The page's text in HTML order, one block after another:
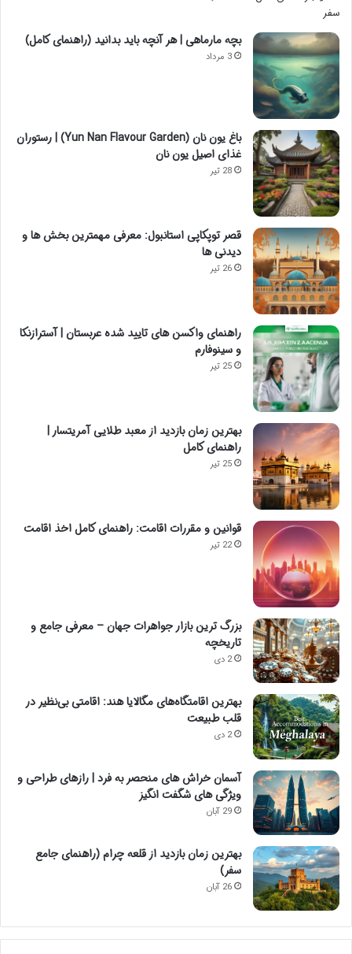
بچه مارماهی | هر آنچه باید بدانید (راهنمای کامل)
3 مرداد
باغ یون نان (Yun Nan Flavour Garden) | رستوران
غذای اصیل یون نان
28 تیر
قصر توپکاپی استانبول: معرفی مهمترین بخش ها و
دیدنی ها
26 تیر
راهنمای واکسن های تایید شده عربستان | آسترازنکا
و سینوفارم
25 تیر
بهترین زمان بازدید از معبد طلایی آمریتسار |
راهنمای کامل
25 تیر
قوانین و مقررات اقامت: راهنمای کامل اخذ اقامت
22 تیر
بزرگ ترین بازار جواهرات جهان – معرفی جامع و
تاریخچه
2 دی
بهترین اقامتگاه‌های مگالایا هند: اقامتی بی‌نظیر در
قلب طبیعت
2 دی
آسمان خراش های منحصر به فرد | رازهای طراحی و
ویژگی های شگفت انگیز
29 آبان
بهترین زمان بازدید از قلعه چرام (راهنمای جامع
سفر)
26 آبان